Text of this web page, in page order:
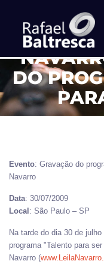
RÁDIO
DO
Evento: Gravação do
Navarro
Data: 30/07/2009
Local : São Paulo – SP
Na tarde do dia 30 de
programa "Talento para
Navarro (